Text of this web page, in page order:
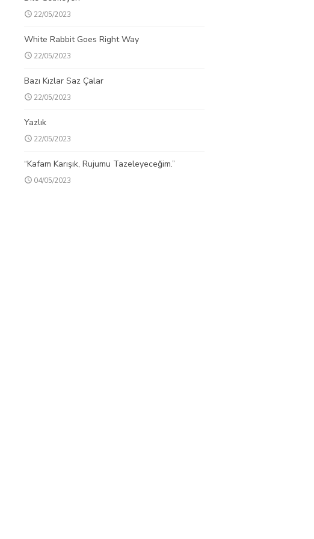
22/05/2023
White Rabbit Goes Right Way
22/05/2023
Bazı Kızlar Saz Çalar
22/05/2023
Yazlık
22/05/2023
“Kafam Karışık, Rujumu Tazeleyeceğim.”
04/05/2023